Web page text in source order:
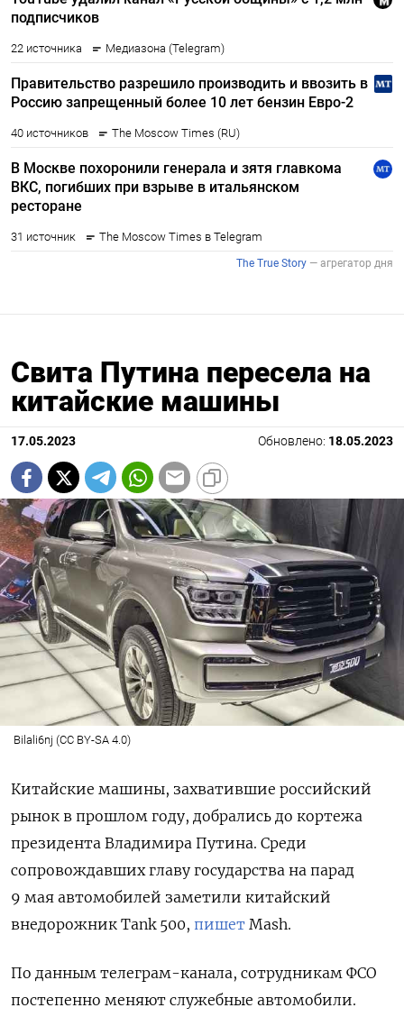
Свита Путина пересела на
китайские машины
17.05.2023 Обновлено: 18.05.2023
Bilali6nj (CC BY-SA 4.0)
Китайские машины, захватившие российский
рынок в прошлом году, добрались до кортежа
президента Владимира Путина. Среди
сопровождавших главу государства на парад
9 мая автомобилей заметили китайский
внедорожник Tank 500, пишет Mash.
По данным телеграм-канала, сотрудникам ФСО
постепенно меняют служебные автомобили.